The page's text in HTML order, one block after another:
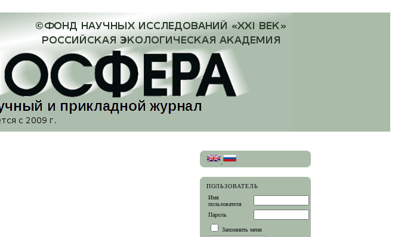
ПОЛЬЗОВАТЕЛЬ
Имя
пользователя
Пароль
Запомнить меня